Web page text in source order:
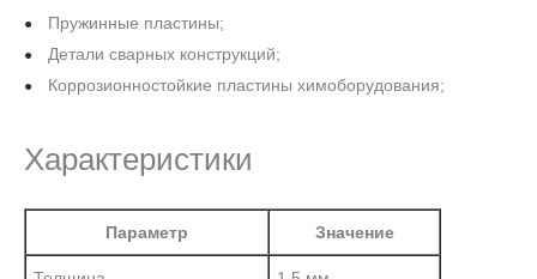
Пружинные пластины;
Детали сварных конструкций;
Коррозионностойкие пластины химоборудования;
Характеристики
Параметр Значение